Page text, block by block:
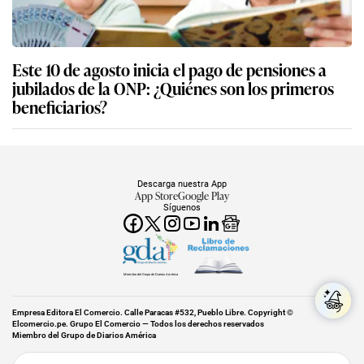
Este 10 de agosto inicia el pago de pensiones a
jubilados de la ONP: ¿Quiénes son los primeros
beneficiarios?
Síguenos
Descarga nuestra App
App StoreGoogle Play
Miembro del Grupo de Diarios América
Empresa Editora El Comercio. Calle Paracas #532, Pueblo Libre. Copyright ©
Elcomercio.pe. Grupo El Comercio — Todos los derechos reservados
Miembro del Grupo de Diarios América